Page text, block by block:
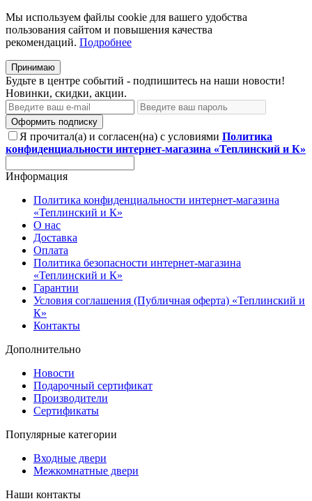
Мы используем файлы cookie для вашего удобства
пользования сайтом и повышения качества
рекомендаций. Подробнее
Принимаю
Будьте в центре событий - подпишитесь на наши новости!
Новинки, скидки, акции.
Оформить подписку
Я прочитал(а) и согласен(на) с условиями Политика
конфиденциальности интернет-магазина «Теплинский и К»
Информация
Политика конфиденциальности интернет-магазина
«Теплинский и К»
О нас
Доставка
Оплата
Политика безопасности интернет-магазина
«Теплинский и К»
Гарантии
Условия соглашения (Публичная оферта) «Теплинский и
К»
Контакты
Дополнительно
Новости
Подарочный сертификат
Производители
Сертификаты
Популярные категории
Входные двери
Межкомнатные двери
Наши контакты